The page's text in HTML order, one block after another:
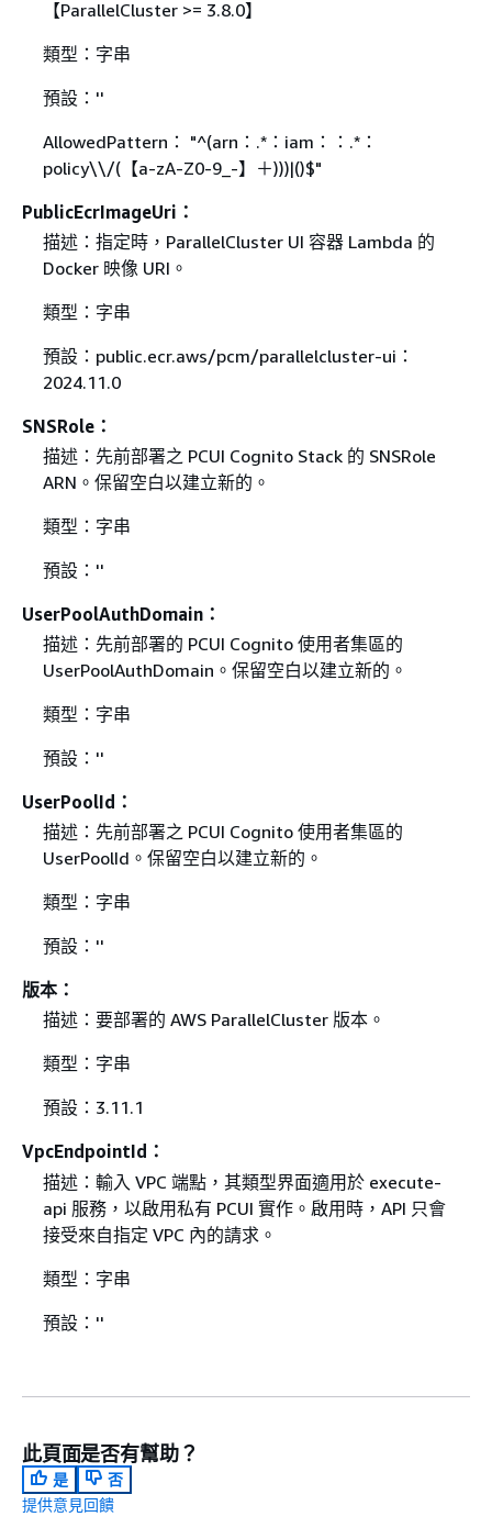
【ParallelCluster >= 3.8.0】
類型：字串
預設：''
AllowedPattern： "^(arn：.*：iam：：.*：
policy\\/(【a-zA-Z0-9_-】＋)))|()$"
PublicEcrImageUri：
描述：指定時，ParallelCluster UI 容器 Lambda 的
Docker 映像 URI。
類型：字串
預設：public.ecr.aws/pcm/parallelcluster-ui：
2024.11.0
SNSRole：
描述：先前部署之 PCUI Cognito Stack 的 SNSRole
ARN。保留空白以建立新的。
類型：字串
預設：''
UserPoolAuthDomain：
描述：先前部署的 PCUI Cognito 使用者集區的
UserPoolAuthDomain。保留空白以建立新的。
類型：字串
預設：''
UserPoolId：
描述：先前部署之 PCUI Cognito 使用者集區的
UserPoolId。保留空白以建立新的。
類型：字串
預設：''
版本：
描述：要部署的 AWS ParallelCluster 版本。
類型：字串
預設：3.11.1
VpcEndpointId：
描述：輸入 VPC 端點，其類型界面適用於 execute-
api 服務，以啟用私有 PCUI 實作。啟用時，API 只會
接受來自指定 VPC 內的請求。
類型：字串
預設：''
此頁面是否有幫助？
是
否
提供意見回饋